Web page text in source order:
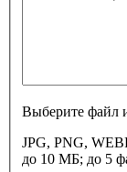
Выберите файл
JPG, PNG,
до 10 МБ; до 5